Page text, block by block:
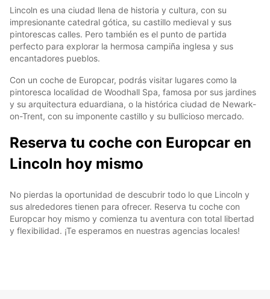
Lincoln es una ciudad llena de historia y cultura, con su
impresionante catedral gótica, su castillo medieval y sus
pintorescas calles. Pero también es el punto de partida
perfecto para explorar la hermosa campiña inglesa y sus
encantadores pueblos.
Con un coche de Europcar, podrás visitar lugares como la
pintoresca localidad de Woodhall Spa, famosa por sus jardines
y su arquitectura eduardiana, o la histórica ciudad de Newark-
on-Trent, con su imponente castillo y su bullicioso mercado.
Reserva tu coche con Europcar en
Lincoln hoy mismo
No pierdas la oportunidad de descubrir todo lo que Lincoln y
sus alrededores tienen para ofrecer. Reserva tu coche con
Europcar hoy mismo y comienza tu aventura con total libertad
y flexibilidad. ¡Te esperamos en nuestras agencias locales!